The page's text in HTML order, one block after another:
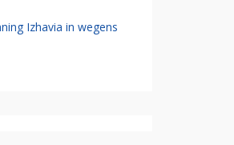
Izhavia in wegens